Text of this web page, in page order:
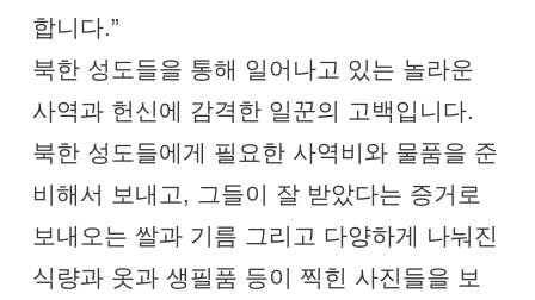
합니다.”
북한 성도들을 통해 일어나고 있는 놀라운
사역과 헌신에 감격한 일꾼의 고백입니다.
북한 성도들에게 필요한 사역비와 물품을 준
비해서 보내고, 그들이 잘 받았다는 증거로
보내오는 쌀과 기름 그리고 다양하게 나눠진
식량과 옷과 생필품 등이 찍힌 사진들을 보